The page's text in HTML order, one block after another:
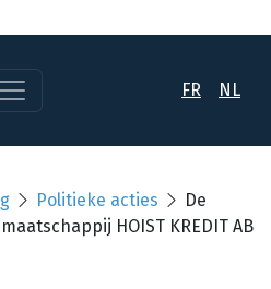
FR NL
Politieke acties
De
HOIST KREDIT AB